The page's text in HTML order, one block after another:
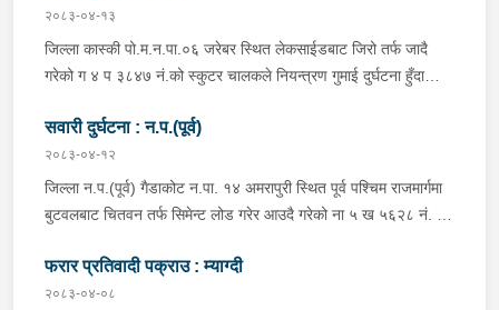
सवार वर्ष २७ को शंकर बिश्वकर्मा, शंकर वि.क को छोरी १५ महिनाकी प्रभा
विश्वकर्मा, बस चालक जिल्ला गोरखा पालुङटार न.पा.६ बस्ने वर्ष ३० को
मिलन गुरुङ. गोरखा न.पा.१३ देउराली बस्ने वर्ष ४२ को कृष्णा राम नराल
पठाएको ।
२०८३-०४-१३
जिल्ला कास्की पो.म.न.पा.०६ जरेबर स्थित लेकसाईडबाट जिरो तर्फ जादै
गरेको ग ४ प ३८४७ नं.को स्कुटर चालकले नियन्त्रण गुमाई दुर्घटना हुँदा
अर्चलबोट बस्ने बर्ष २४ कि शान्ति नेपाली घाईते भई उपचारको लागि G.M.C
अस्पताल पठाइएको ।
सवारी दुर्घटना : न.प.(पूर्व)
२०८३-०४-१२
जिल्ला न.प.(पूर्व) गैडाकोट न.पा. १४ अमरापुरी स्थित पूर्व पश्चिम राजमार्गमा
बुटवलबाट चितवन तर्फ सिमेन्ट लोड गरेर आउदै गरेको ना ५ ख ५६२८ नं. को
प ८९४३ नं. को मोटरसाइकल एक आपसमा ठक्कर खाई दुर्घटना हुँदा
मोटरसाइकल चालक जिल्ला मोरङ बिराटनगर म.न.पा. वडा न. १३ बस्ने बर्ष
फरार प्रतिवादी पक्राउ : म्याग्दी
२०८३-०४-०८